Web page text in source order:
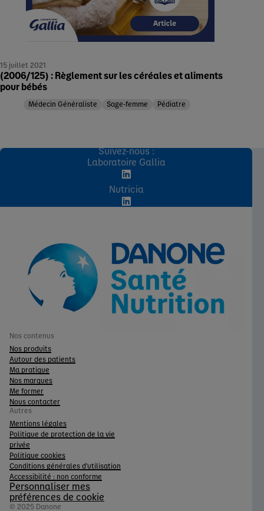
15 juillet 2021
(2006/125) : Règlement sur les céréales et aliments
pour bébés
Médecin Généraliste Sage-femme Pédiatre
Suivez-nous :
Laboratoire Gallia
Nutricia
Nos contenus
Nos produits
Autour des patients
Ma pratique
Nos marques
Me former
Nous contacter
Autres
Mentions légales
Politique de protection de la vie
privée
Politique cookies
Conditions générales d'utilisation
Accessibilité : non conforme
Personnaliser mes
préférences de cookie
© 2025 Danone